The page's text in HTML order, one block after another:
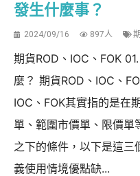
發生什麼事？
2024/09/16 897人
期貨ROD、IOC、FOK
麼？ 期貨ROD、IOC、
IOC、FOK其實指的是在
單、範圍市價單、限價單
之下的條件，以下是這三
義使用情境優點缺...